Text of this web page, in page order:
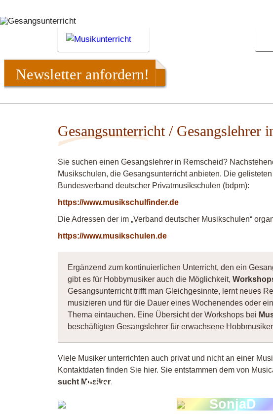
Newsletter anfordern!
Gesangsunterricht / Gesangslehrer
Sie suchen einen Gesangslehrer in Remscheid?
Musikschulen, die Gesangsunterricht anbieten. Die
Bundesverband deutscher Privatmusikschulen (bdpm):
https://www.musikschulfinder.de
Die Adressen der im „Verband deutscher Musikschulen“
https://www.musikschulen.de
Ergänzend zum kontinuierlichen Unterricht, den ein
gibt es für Hobbymusiker auch die Möglichkeit,
Gesangsunterricht trifft man Gleichgesinnte, lernt neues
musizieren und für die Dauer eines Wochenendes oder
Thema eintauchen. Eine Übersicht der Workshops bei
beschäftigten Gesangslehrer für erwachsene
Viele Musiker unterrichten auch privat und nicht an einer
Kontaktdaten finden Sie hier. Sie entstammen dem von
sucht Musiker.
Sängerin
SonjaD